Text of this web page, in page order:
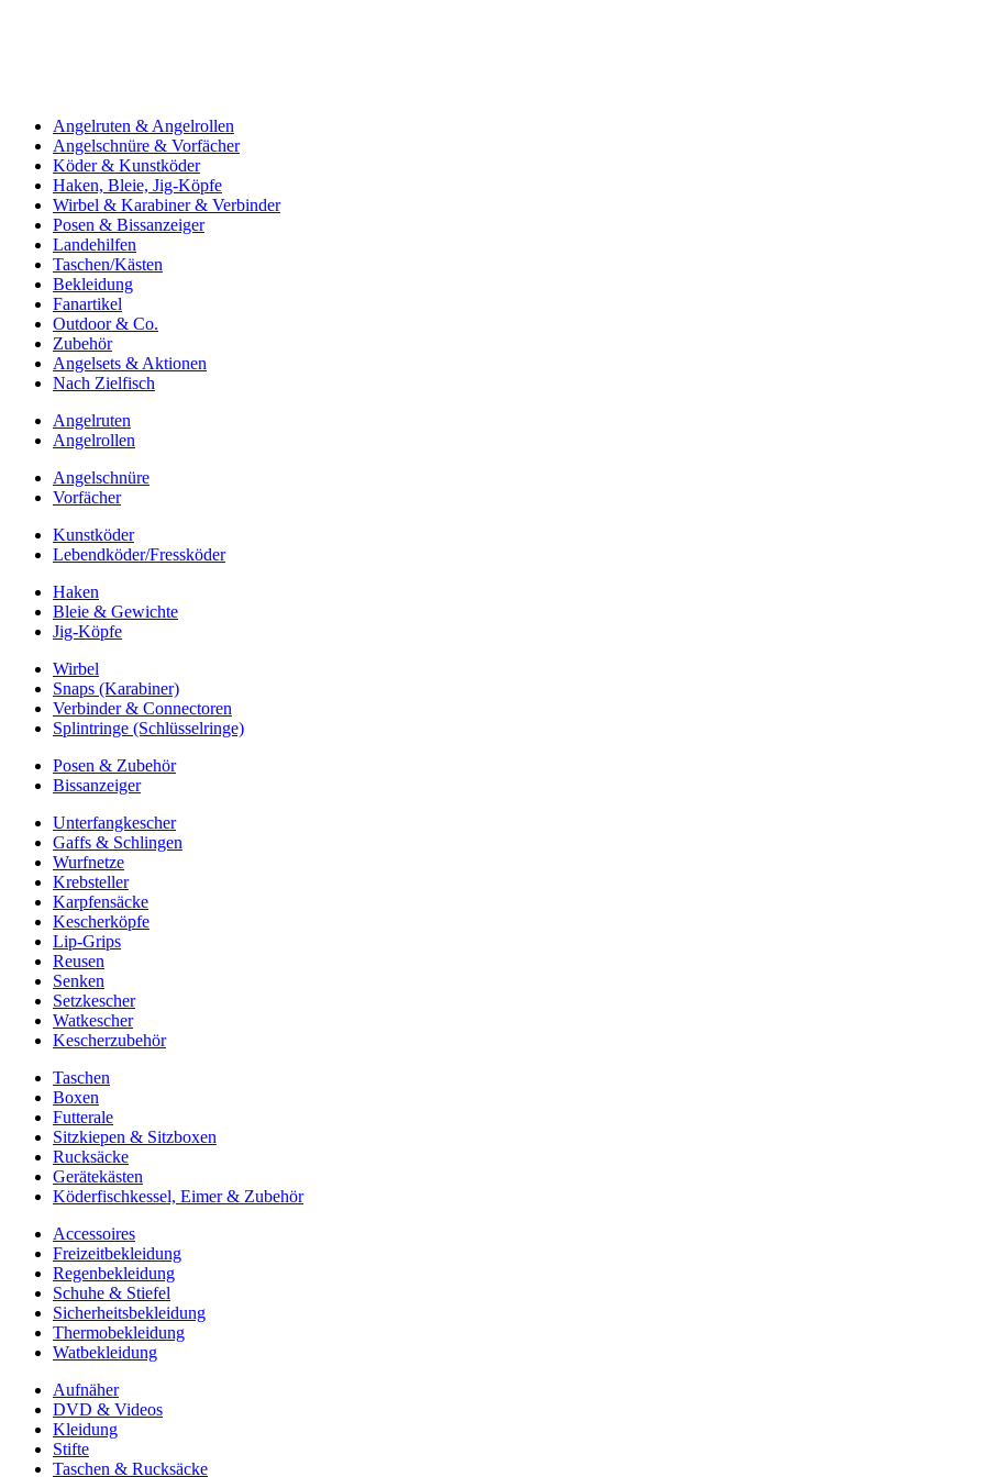
Angelruten & Angelrollen
Angelschnüre & Vorfächer
Köder & Kunstköder
Haken, Bleie, Jig-Köpfe
Wirbel & Karabiner & Verbinder
Posen & Bissanzeiger
Landehilfen
Taschen/Kästen
Bekleidung
Fanartikel
Outdoor & Co.
Zubehör
Angelsets & Aktionen
Nach Zielfisch
Angelruten
Angelrollen
Angelschnüre
Vorfächer
Kunstköder
Lebendköder/Fressköder
Haken
Bleie & Gewichte
Jig-Köpfe
Wirbel
Snaps (Karabiner)
Verbinder & Connectoren
Splintringe (Schlüsselringe)
Posen & Zubehör
Bissanzeiger
Unterfangkescher
Gaffs & Schlingen
Wurfnetze
Krebsteller
Karpfensäcke
Kescherköpfe
Lip-Grips
Reusen
Senken
Setzkescher
Watkescher
Kescherzubehör
Taschen
Boxen
Futterale
Sitzkiepen & Sitzboxen
Rucksäcke
Gerätekästen
Köderfischkessel, Eimer & Zubehör
Accessoires
Freizeitbekleidung
Regenbekleidung
Schuhe & Stiefel
Sicherheitsbekleidung
Thermobekleidung
Watbekleidung
Aufnäher
DVD & Videos
Kleidung
Stifte
Taschen & Rucksäcke